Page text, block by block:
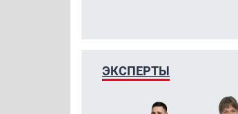
ЭКСПЕРТЫ